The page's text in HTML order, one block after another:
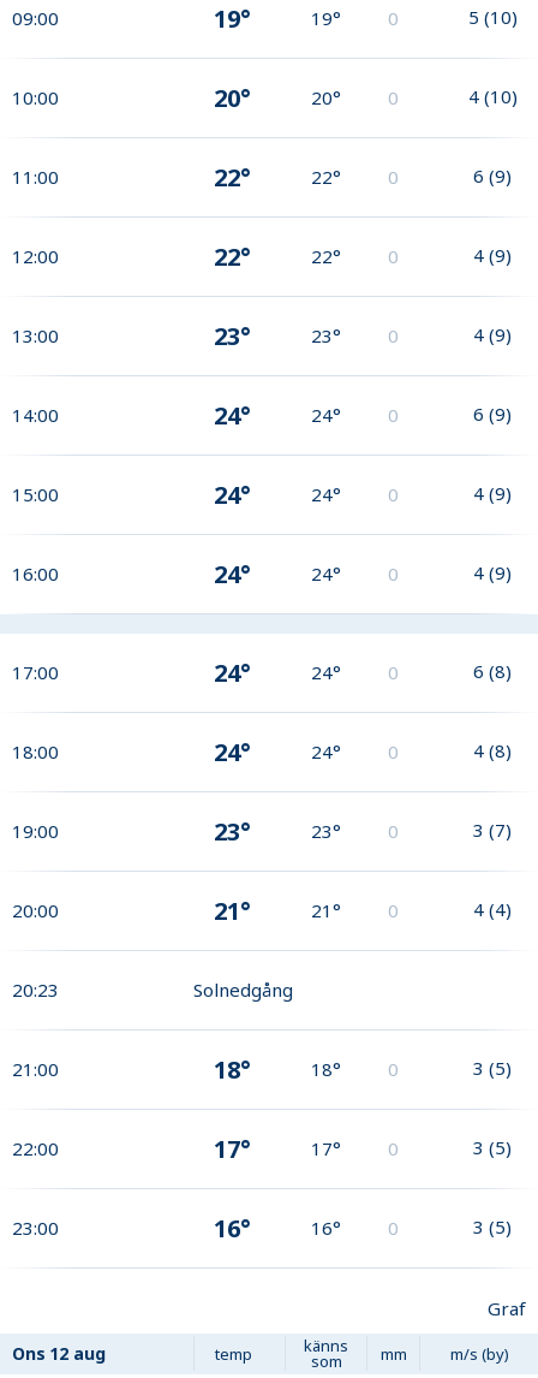
09:00 19° 19° 0 5 (10)
10:00 20° 20° 0 4 (10)
11:00 22° 22° 0 6 (9)
12:00 22° 22° 0 4 (9)
13:00 23° 23° 0 4 (9)
14:00 24° 24° 0 6 (9)
15:00 24° 24° 0 4 (9)
16:00 24° 24° 0 4 (9)
17:00 24° 24° 0 6 (8)
18:00 24° 24° 0 4 (8)
19:00 23° 23° 0 3 (7)
20:00 21° 21° 0 4 (4)
20:23 Solnedgång
21:00 18° 18° 0 3 (5)
22:00 17° 17° 0 3 (5)
23:00 16° 16° 0 3 (5)
Graf
Ons 12 aug temp känns
som mm m/s (by)